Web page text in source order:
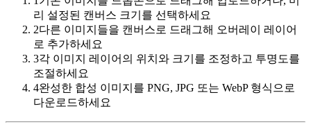
리 설정된 캔버스 크기를 선택하세요
2다른 이미지들을 캔버스로 드래그해 오버레이 레이어
로 추가하세요
3각 이미지 레이어의 위치와 크기를 조정하고 투명도를
조절하세요
4완성한 합성 이미지를 PNG, JPG 또는 WebP 형식으로
다운로드하세요